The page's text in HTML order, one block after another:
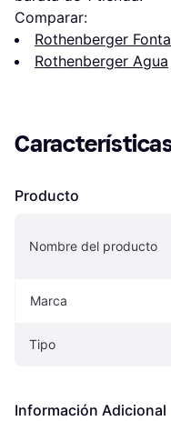
Comparar:
Rothenberger
Rothenberger Agua
Producto
Nombre del producto
Marca
Tipo
Información Adicional